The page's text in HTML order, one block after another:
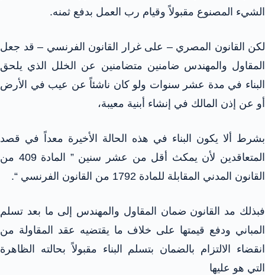
الشيء المصنوع مقبولاً وقيام رب العمل بدفع ثمنه.
لكن القانون المصري – على غرار القانون الفرنسي – قد جعل
المقاول والمهندس ضامنين متضامنين عن الخلل الذي يلحق
البناء في مدة عشر سنوات ولو كان ناشئاً عن عيب في الأرض
أو عن إذن المالك في إنشاء أبنية معيبة،
بشرط ألا يكون البناء في هذه الحالة الأخيرة معداً في قصد
المتعاقدين لأن يمكث أقل من عشر سنين ” المادة 409 من
القانون المدني المقابلة للمادة 1792 من القانون الفرنسي “.
فبذلك مد القانون ضمان المقاول والمهندس إلى ما بعد تسلم
المباني ودفع قيمتها على خلاف ما يقتضيه عقد المقاولة من
انقضاء الالتزام بالضمان بتسلم البناء مقبولاً بحالته الظاهرة
التي هو عليها